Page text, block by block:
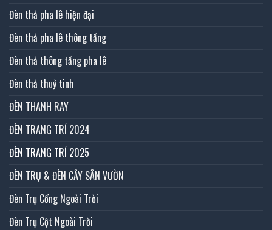
Đèn thả pha lê hiện đại
Đèn thả pha lê thông tầng
Đèn thả thông tầng pha lê
Đèn thả thuỷ tinh
ĐÈN THANH RAY
ĐÈN TRANG TRÍ 2024
ĐÈN TRANG TRÍ 2025
ĐÈN TRỤ & ĐÈN CÂY SÂN VƯỜN
Đèn Trụ Cổng Ngoài Trời
Đèn Trụ Cột Ngoài Trời